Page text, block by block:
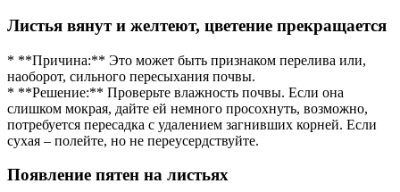
Листья вянут и желтеют, цветение прекращается
* **Причина:** Это может быть признаком перелива или,
наоборот, сильного пересыхания почвы.
* **Решение:** Проверьте влажность почвы. Если она
слишком мокрая, дайте ей немного просохнуть, возможно,
потребуется пересадка с удалением загнивших корней. Если
сухая – полейте, но не переусердствуйте.
Появление пятен на листьях